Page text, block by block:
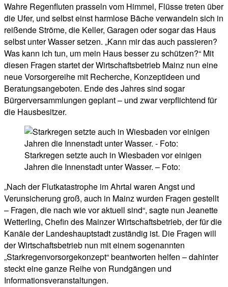
Wahre Regenfluten prasseln vom Himmel, Flüsse treten über
die Ufer, und selbst einst harmlose Bäche verwandeln sich in
reißende Ströme, die Keller, Garagen oder sogar das Haus
selbst unter Wasser setzen. „Kann mir das auch passieren?
Was kann ich tun, um mein Haus besser zu schützen?“ Mit
diesen Fragen startet der Wirtschaftsbetrieb Mainz nun eine
neue Vorsorgereihe mit Recherche, Konzeptideen und
Beratungsangeboten. Ende des Jahres sind sogar
Bürgerversammlungen geplant – und zwar verpflichtend für
die Hausbesitzer.
Starkregen setzte auch in Wiesbaden vor einigen
Jahren die Innenstadt unter Wasser. – Foto:
„Nach der Flutkatastrophe im Ahrtal waren Angst und
Verunsicherung groß, auch in Mainz wurden Fragen gestellt
– Fragen, die nach wie vor aktuell sind“, sagte nun Jeanette
Wetterling, Chefin des Mainzer Wirtschaftsbetrieb, der für die
Kanäle der Landeshauptstadt zuständig ist. Die Fragen will
der Wirtschaftsbetrieb nun mit einem sogenannten
„Starkregenvorsorgekonzept“ beantworten helfen – dahinter
steckt eine ganze Reihe von Rundgängen und
Informationsveranstaltungen.